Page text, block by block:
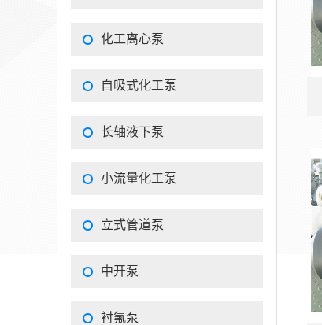
化工离心泵
自吸式化工泵
长轴液下泵
小流量化工泵
立式管道泵
中开泵
衬氟泵